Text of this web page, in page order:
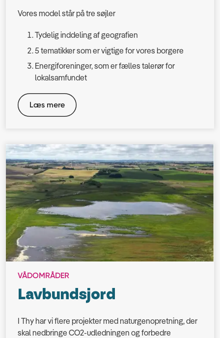
Vores model står på tre søjler
Tydelig inddeling af geografien
5 tematikker som er vigtige for vores borgere
Energiforeninger, som er fælles talerør for
lokalsamfundet
Læs mere
VÅDOMRÅDER
Lavbundsjord
I Thy har vi flere projekter med naturgenopretning, der
skal nedbringe CO2-udledningen og forbedre